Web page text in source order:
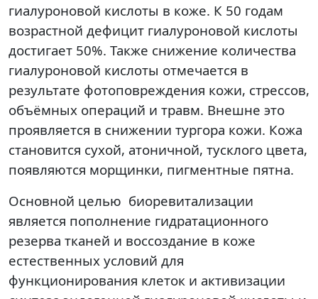
гиалуроновой кислоты в коже. К 50 годам
возрастной дефицит гиалуроновой кислоты
достигает 50%. Также снижение количества
гиалуроновой кислоты отмечается в
результате фотоповреждения кожи, стрессов,
объёмных операций и травм. Внешне это
проявляется в снижении тургора кожи. Кожа
становится сухой, атоничной, тусклого цвета,
появляются морщинки, пигментные пятна.
Основной целью биоревитализации
является пополнение гидратационного
резерва тканей и воссоздание в коже
естественных условий для
функционирования клеток и активизации